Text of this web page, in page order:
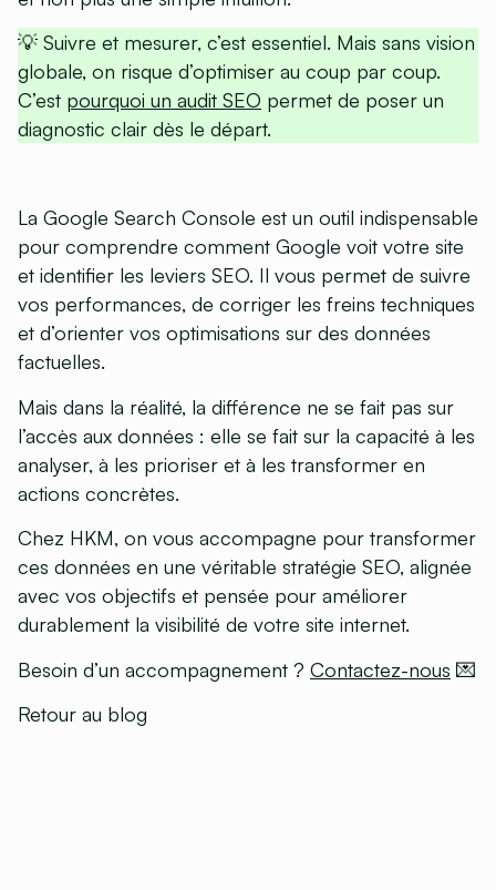
💡 Suivre et mesurer, c’est essentiel. Mais sans vision
globale, on risque d’optimiser au coup par coup.
C’est pourquoi un audit SEO permet de poser un
diagnostic clair dès le départ.
La Google Search Console est un outil indispensable
pour comprendre comment Google voit votre site
et identifier les leviers SEO. Il vous permet de suivre
vos performances, de corriger les freins techniques
et d’orienter vos optimisations sur des données
factuelles.
Mais dans la réalité, la différence ne se fait pas sur
l’accès aux données : elle se fait sur la capacité à les
analyser, à les prioriser et à les transformer en
actions concrètes.
Chez HKM, on vous accompagne pour transformer
ces données en une véritable stratégie SEO, alignée
avec vos objectifs et pensée pour améliorer
durablement la visibilité de votre site internet.
Besoin d’un accompagnement ? Contactez-nous 💌
Retour au blog